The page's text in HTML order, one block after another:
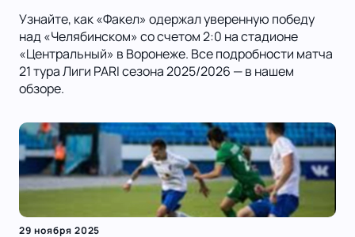
Узнайте, как «Факел» одержал уверенную победу
над «Челябинском» со счетом 2:0 на стадионе
«Центральный» в Воронеже. Все подробности матча
21 тура Лиги PARI сезона 2025/2026 — в нашем
обзоре.
29 ноября 2025